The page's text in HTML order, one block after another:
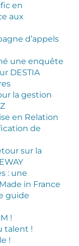
en
aux
d’appels
une enquête
DESTIA
la gestion
en Relation
de
sur la
: une
in France
guide
!
talent !
!